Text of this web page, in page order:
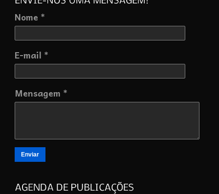
Nome *
E-mail *
Mensagem *
Enviar